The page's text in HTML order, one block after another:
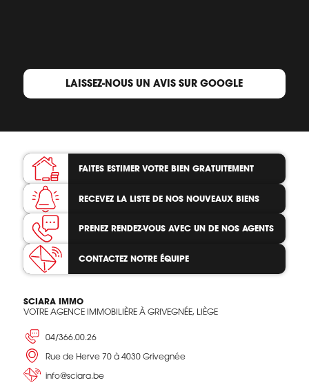
LAISSEZ-NOUS UN AVIS SUR GOOGLE
FAITES ESTIMER VOTRE BIEN GRATUITEMENT
RECEVEZ LA LISTE DE NOS NOUVEAUX BIENS
PRENEZ RENDEZ-VOUS AVEC UN DE NOS AGENTS
CONTACTEZ NOTRE ÉQUIPE
SCIARA IMMO
VOTRE AGENCE IMMOBILIÈRE À GRIVEGNÉE, LIÈGE
04/366.00.26
Rue de Herve 70 à 4030 Grivegnée
info@sciara.be